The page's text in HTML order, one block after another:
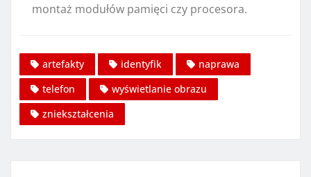
montaż modułów pamięci czy procesora.
artefakty identyfik
naprawa
telefon
wyświetlanie obrazu
zniekształcenia